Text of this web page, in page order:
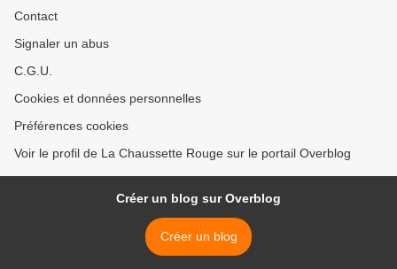
Contact
Signaler un abus
C.G.U.
Cookies et données personnelles
Préférences cookies
Voir le profil de La Chaussette Rouge sur le portail Overblog
Créer un blog sur Overblog
Créer un blog